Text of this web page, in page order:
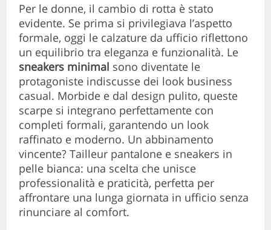
Per le donne, il cambio di rotta è stato
evidente. Se prima si privilegiava l’aspetto
formale, oggi le calzature da ufficio riflettono
un equilibrio tra eleganza e funzionalità. Le
sneakers minimal sono diventate le
protagoniste indiscusse dei look business
casual. Morbide e dal design pulito, queste
scarpe si integrano perfettamente con
completi formali, garantendo un look
raffinato e moderno. Un abbinamento
vincente? Tailleur pantalone e sneakers in
pelle bianca: una scelta che unisce
professionalità e praticità, perfetta per
affrontare una lunga giornata in ufficio senza
rinunciare al comfort.